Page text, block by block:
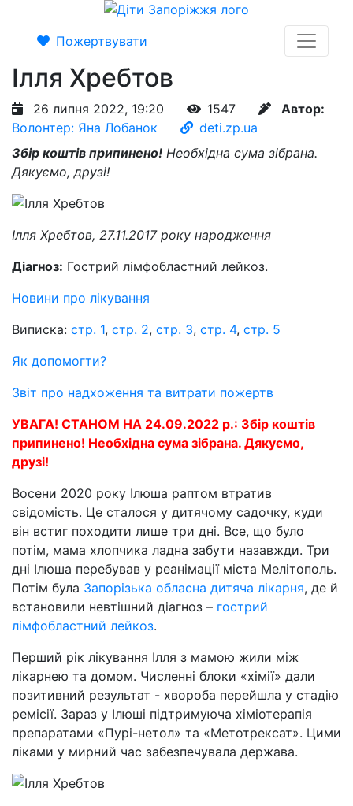
Пожертвувати
Ілля Хребтов
26 липня 2022, 19:20 1547
Автор:
Волонтер: Яна Лобанок
deti.zp.ua
Збір коштів припинено! Необхідна сума зібрана.
Дякуємо, друзі!
Ілля Хребтов, 27.11.2017 року народження
Діагноз: Гострий лімфобластний лейкоз.
Новини про лікування
Виписка: стр. 1, стр. 2, стр. 3, стр. 4, стр. 5
Як допомогти?
Звіт про надхоження та витрати пожертв
УВАГА! СТАНОМ НА 24.09.2022 р.: Збір коштів
припинено! Необхідна сума зібрана. Дякуємо,
друзі!
Восени 2020 року Ілюша раптом втратив
свідомість. Це сталося у дитячому садочку, куди
він встиг походити лише три дні. Все, що було
потім, мама хлопчика ладна забути назавжди. Три
дні Ілюша перебував у реанімації міста Мелітополь.
Потім була Запорізька обласна дитяча лікарня, де й
встановили невтішний діагноз – гострий
лімфобластний лейкоз.
Перший рік лікування Ілля з мамою жили між
лікарнею та домом. Численні блоки «хімії» дали
позитивний результат - хвороба перейшла у стадію
ремісії. Зараз у Ілюші підтримуюча хіміотерапія
препаратами «Пурі-нетол» та «Метотрексат». Цими
ліками у мирний час забезпечувала держава.